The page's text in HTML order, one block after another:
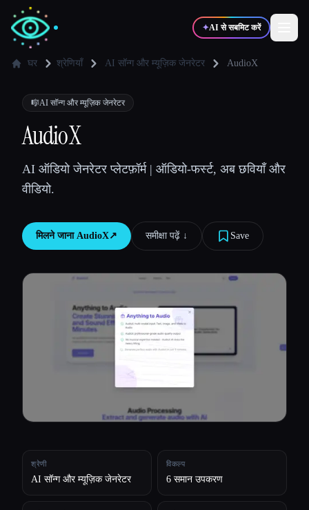
✦AI से सबमिट करें
✍️लेखक
💻
🎓 विद्यार्थी
घर श्रेणियाँ AI सॉन्ग और म्यूज़िक जेनरेटर AudioX
🎼AI सॉन्ग और म्यूज़िक जेनरेटर
AudioX
AI ऑडियो जेनरेटर प्लेटफ़ॉर्म | ऑडियो-फर्स्ट, अब छवियाँ और
वीडियो.
मिलने जाना AudioX↗︎ समीक्षा पढ़ें ↓︎ Save
श्रेणी
AI सॉन्ग और म्यूज़िक जेनरेटर
विकल्प
6 समान उपकरण